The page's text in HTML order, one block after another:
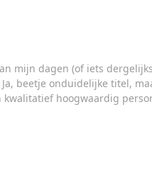
mijn dagen (of iets
Ja, beetje onduidelijke titel,
hoogwaardig